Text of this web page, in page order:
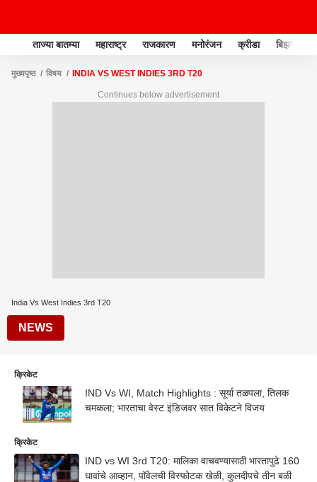
ताज्या बातम्या महाराष्ट्र राजकारण मनोरंजन क्रीडा बिझनेस
मुख्यपृष्ठ विषय INDIA VS WEST INDIES 3RD T20
Continues below advertisement
India Vs West Indies 3rd T20
NEWS
क्रिकेट
IND Vs WI, Match Highlights : सूर्या तळपला, तिलक
चमकला; भारताचा वेस्ट इंडिजवर सात विकेटने विजय
क्रिकेट
IND vs WI 3rd T20: मालिका वाचवण्यासाठी भारतापुढे 160
धावांचे आव्हान, पॉवेलची विस्फोटक खेळी, कुलदीपचे तीन बळी